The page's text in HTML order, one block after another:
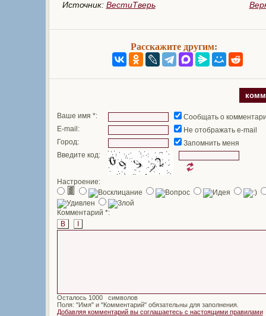
Источник: ВестиТверь
Расскажите другим:
Ваше имя *:
Сообщать о
E-mail:
Не отображать e-mail
Город:
Запомнить меня
Введите код:
Настроение:
Комментарий *:
B
I
Осталось
символов
Поля: "Имя" и "Комментарий" обязательны для заполнения.
Добавляя комментарий вы соглашаетесь с настоящими правилами